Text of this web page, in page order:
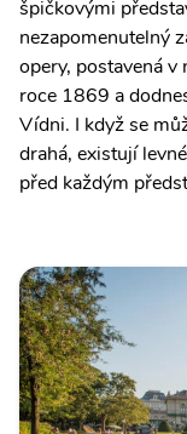
špičkovými
nezapomenutelný
opery, postavená
roce 1869 a
Vídni. I když se
drahá, existují
před každým